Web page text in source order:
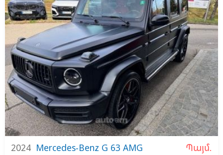
2024 Mercedes-Benz G 63 AMG Պայմ.